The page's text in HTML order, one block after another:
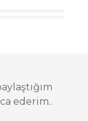
ederim..